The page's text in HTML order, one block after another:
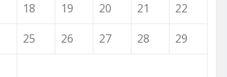
18 19 20 21
22
25 26 27 28
29